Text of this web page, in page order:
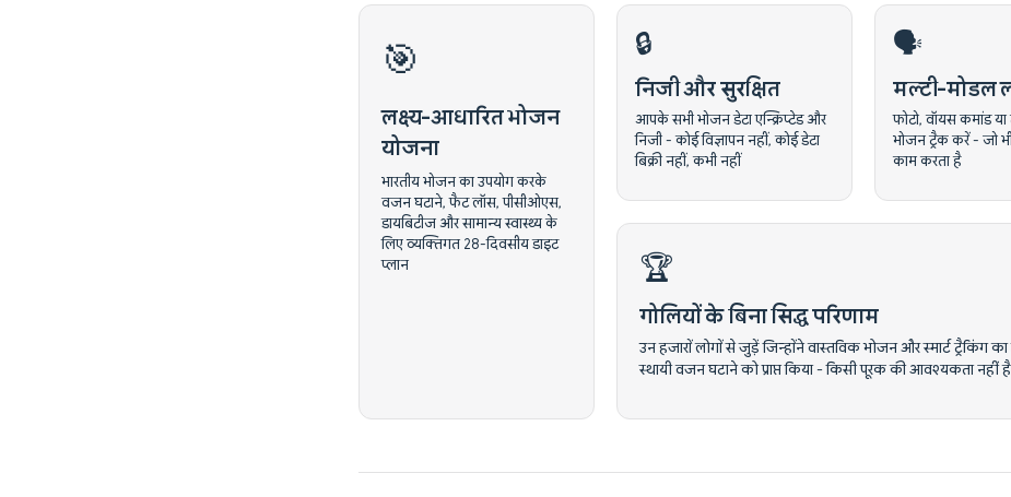
🎯
लक्ष्य-आधारित भोजन
योजना
भारतीय भोजन का उपयोग करके
वजन घटाने, फैट लॉस, पीसीओएस,
डायबिटीज और सामान्य स्वास्थ्य के
लिए व्यक्तिगत 28-दिवसीय डाइट
प्लान
🔒
निजी और सुरक्षित
आपके सभी भोजन डेटा एन्क्रिप्टेड और
निजी - कोई विज्ञापन नहीं, कोई डेटा
बिक्री नहीं, कभी नहीं
🗣️
मल्टी-मोडल
फोटो, वॉयस कमांड या
भोजन ट्रैक करें - जो
काम करता है
🏆
गोलियों के बिना सिद्ध परिणाम
उन हजारों लोगों से जुड़ें जिन्होंने वास्तविक भोजन और स्मार्ट ट्रैकिंग
स्थायी वजन घटाने को प्राप्त किया - किसी पूरक की आवश्यकता नहीं है